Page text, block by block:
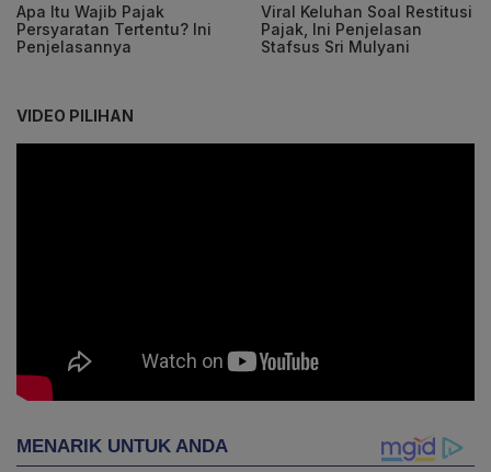
Apa Itu Wajib Pajak
Persyaratan Tertentu? Ini
Penjelasannya
Viral Keluhan Soal Restitusi
Pajak, Ini Penjelasan
Stafsus Sri Mulyani
VIDEO PILIHAN